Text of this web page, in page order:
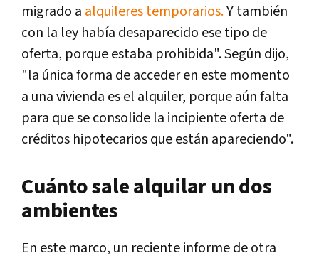
migrado a alquileres temporarios.Y también
con la ley había desaparecido ese tipo de
oferta, porque estaba prohibida". Según dijo,
"la única forma de acceder en este momento
a una vivienda es el alquiler, porque aún falta
para que se consolide la incipiente oferta de
créditos hipotecarios que están apareciendo".
Cuánto sale alquilar un dos
ambientes
En este marco, un reciente informe de otra